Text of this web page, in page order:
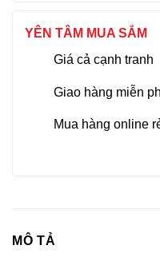
YÊN TÂM MUA SẮM
Giá cả cạnh tranh
Giao hàng miễn
Mua hàng online
MÔ TẢ